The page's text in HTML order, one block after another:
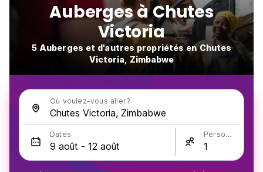
Auberges à Chutes
Victoria
5 Auberges et d'autres propriétés en Chutes
Victoria, Zimbabwe
Où voulez-vous aller?
Dates Personnes